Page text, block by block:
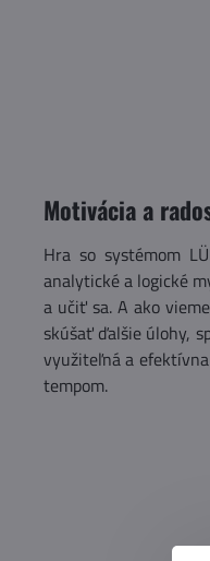
Motivácia a
Hra so systémom
analytické a logické
a učiť sa. A ako
skúšať ďalšie úlohy,
využiteľná a
tempom.